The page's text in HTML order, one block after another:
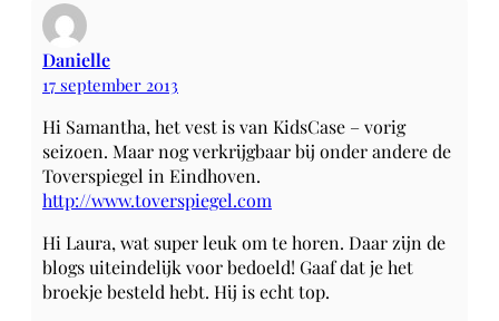
Danielle
17 september 2013
Hi Samantha, het vest is van KidsCase – vorig
seizoen. Maar nog verkrijgbaar bij onder andere de
Toverspiegel in Eindhoven.
http://www.toverspiegel.com
Hi Laura, wat super leuk om te horen. Daar zijn de
blogs uiteindelijk voor bedoeld! Gaaf dat je het
broekje besteld hebt. Hij is echt top.